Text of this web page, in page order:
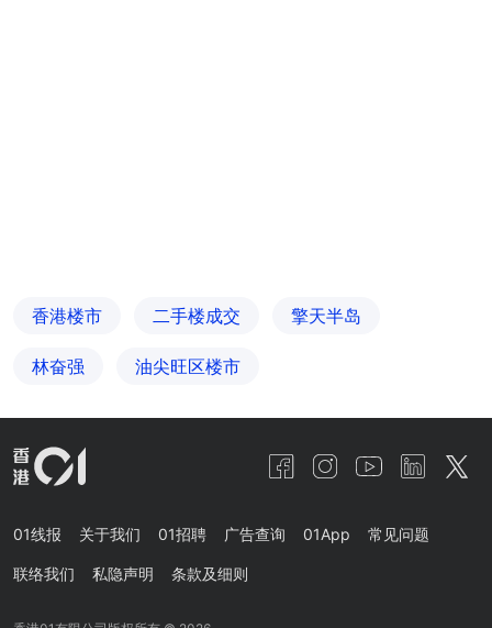
香港楼市 二手楼成交 擎天半岛
林奋强 油尖旺区楼市
01线报 关于我们 01招聘 广告查询 01App 常见问题
联络我们 私隐声明 条款及细则